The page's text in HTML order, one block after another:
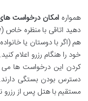
همواره امکان درخواست
هم (اگر با دوستان یا
خود را هنگام رزرو اعلام
کردن این درخواست ها می
دسترس بودن بستگی
مستقیم با هتل پس از رزرو